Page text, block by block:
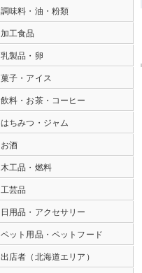
調味料・油・粉類
加工食品
乳製品・卵
菓子・アイス
飲料・お茶・コーヒー
はちみつ・ジャム
お酒
木工品・燃料
工芸品
日用品・アクセサリー
ペット用品・ペットフード
出店者（北海道エリア）